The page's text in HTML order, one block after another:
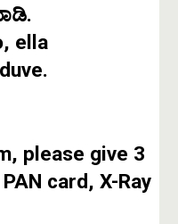
ella
please give 3
card, X-Ray